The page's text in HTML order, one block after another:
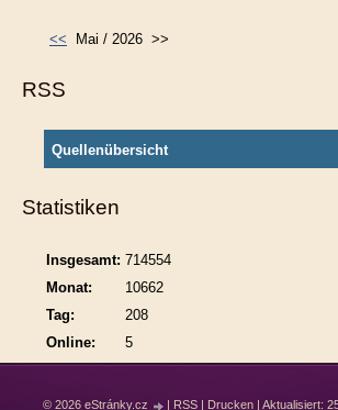
<< Mai / 2026 >>
RSS
Quellenübersicht
Statistiken
Online: 5
Insgesamt: 714554
Monat:
10662
Tag:
208
© 2026 eStránky.cz | RSS | Drucken | Aktualisiert: